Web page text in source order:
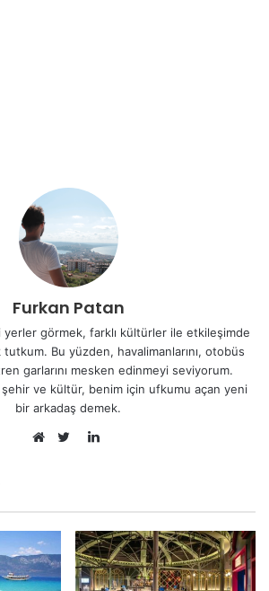
Furkan Patan
yerler görmek, farklı kültürler ile etkileşimde
Bu yüzden, havalimanlarını, otobüs
garlarını mesken edinmeyi seviyorum.
ve kültür, benim için ufkumu açan yeni
bir arkadaş demek.
LinkedIn